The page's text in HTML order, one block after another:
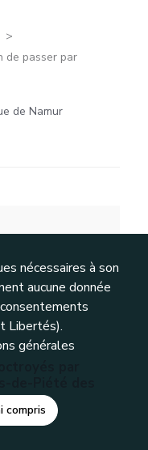
de passer par
de Namur
par
nécessaires à son
aucune donnée
Libertés).
générales
compris